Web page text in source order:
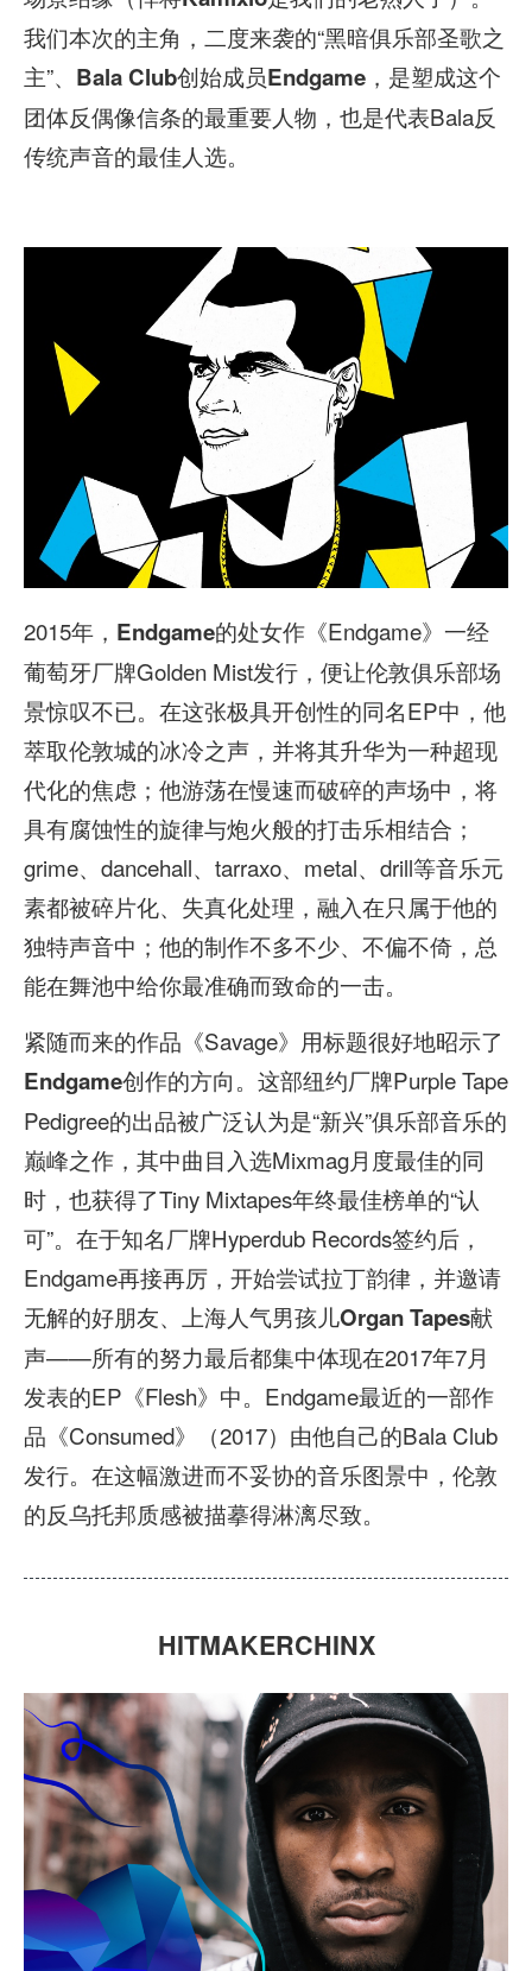
我们本次的主角，二度来袭的“黑暗俱乐部圣歌之
主”、 Bala Club创始成员Endgame ，是塑成这个
团体反偶像信条的最重要人物，也是代表Bala反
传统声音的最佳人选。
2015年， Endgame的处女作《Endgame》一经
葡萄牙厂牌Golden Mist发行，便让伦敦俱乐部场
景惊叹不已。在这张极具开创性的同名EP中，他
萃取伦敦城的冰冷之声，并将其升华为一种超现
代化的焦虑；他游荡在慢速而破碎的声场中，将
具有腐蚀性的旋律与炮火般的打击乐相结合；
grime、dancehall、tarraxo、metal、drill等音乐元
素都被碎片化、失真化处理，融入在只属于他的
独特声音中；他的制作不多不少、不偏不倚，总
能在舞池中给你最准确而致命的一击。
紧随而来的作品《Savage》用标题很好地昭示了
Endgame创作的方向。这部纽约厂牌Purple Tape
Pedigree的出品被广泛认为是“新兴”俱乐部音乐的
巅峰之作，其中曲目入选Mixmag月度最佳的同
时，也获得了Tiny Mixtapes年终最佳榜单的“认
可”。在于知名厂牌Hyperdub Records签约后，
Endgame再接再厉，开始尝试拉丁韵律，并邀请
无解的好朋友、上海人气男孩儿Organ Tapes献
声——所有的努力最后都集中体现在2017年7月
发表的EP《Flesh》中。Endgame最近的一部作
品《Consumed》（2017）由他自己的Bala Club
发行。在这幅激进而不妥协的音乐图景中，伦敦
的反乌托邦质感被描摹得淋漓尽致。
HITMAKERCHINX